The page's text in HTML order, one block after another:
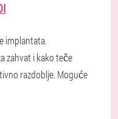
implantata.
zahvat i kako teče
razdoblje. Moguće